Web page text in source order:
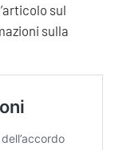
sul
sulla